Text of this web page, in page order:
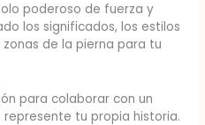
poderoso de fuerza y
los significados, los estilos
de la pierna para tu
para colaborar con un
tu propia historia.